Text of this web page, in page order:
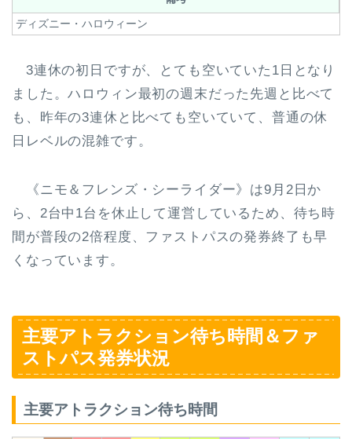
ディズニー・ハロウィーン
3連休の初日ですが、とても空いていた1日となり
ました。ハロウィン最初の週末だった先週と比べて
も、昨年の3連休と比べても空いていて、普通の休
日レベルの混雑です。
《ニモ＆フレンズ・シーライダー》は9月2日か
ら、2台中1台を休止して運営しているため、待ち時
間が普段の2倍程度、ファストパスの発券終了も早
くなっています。
主要アトラクション待ち時間＆ファ
ストパス発券状況
主要アトラクション待ち時間